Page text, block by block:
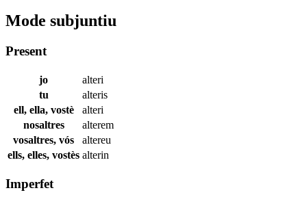
Mode subjuntiu
Present
jo
alteri
tu
alteris
ell, ella, vostè
alteri
nosaltres
alterem
vosaltres, vós
altereu
ells, elles, vostès alterin
Imperfet